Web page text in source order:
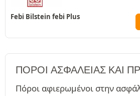
Febi Bilstein febi Plus
ΠΌΡΟΙ ΑΣΦΑΛΕΊΑΣ ΚΑΙ
Πόροι αφιερωμένοι στην